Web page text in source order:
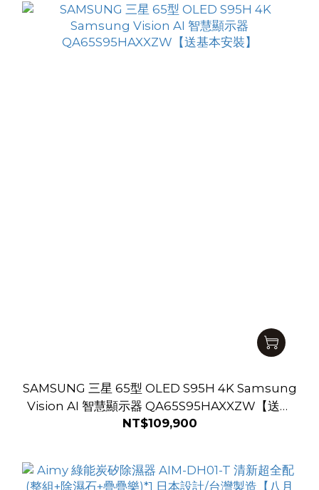
SAMSUNG 三星 65型 OLED S95H 4K Samsung
Vision AI 智慧顯示器 QA65S95HAXXZW【送基
本安裝】
NT$109,900